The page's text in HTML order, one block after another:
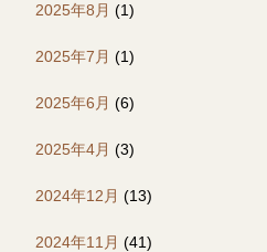
2025年8月 (1)
2025年7月 (1)
2025年6月 (6)
2025年4月 (3)
2024年12月 (13)
2024年11月 (41)